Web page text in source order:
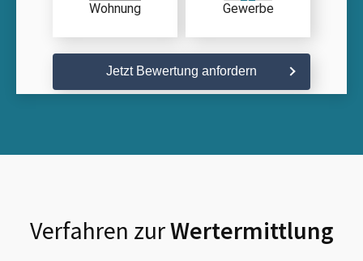
Wohnung Gewerbe
Jetzt Bewertung anfordern
Verfahren zurWertermittlung